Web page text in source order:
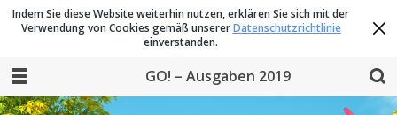
GO! – Ausgaben 2019
Indem Sie diese Website weiterhin nutzen, erklären Sie sich mit der
Verwendung von Cookies gemäß unsererDatenschutzrichtlinie
einverstanden.